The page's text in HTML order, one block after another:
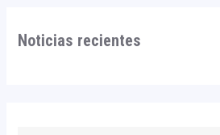
Noticias recientes